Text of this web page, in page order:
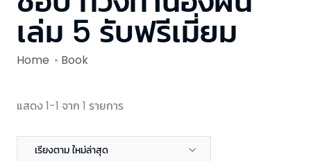
เล่ม 5 รับฟรีเมี่ยม
Home Book
แสดง 1-1 จาก 1 รายการ
เรียงตาม ใหม่ล่าสุด